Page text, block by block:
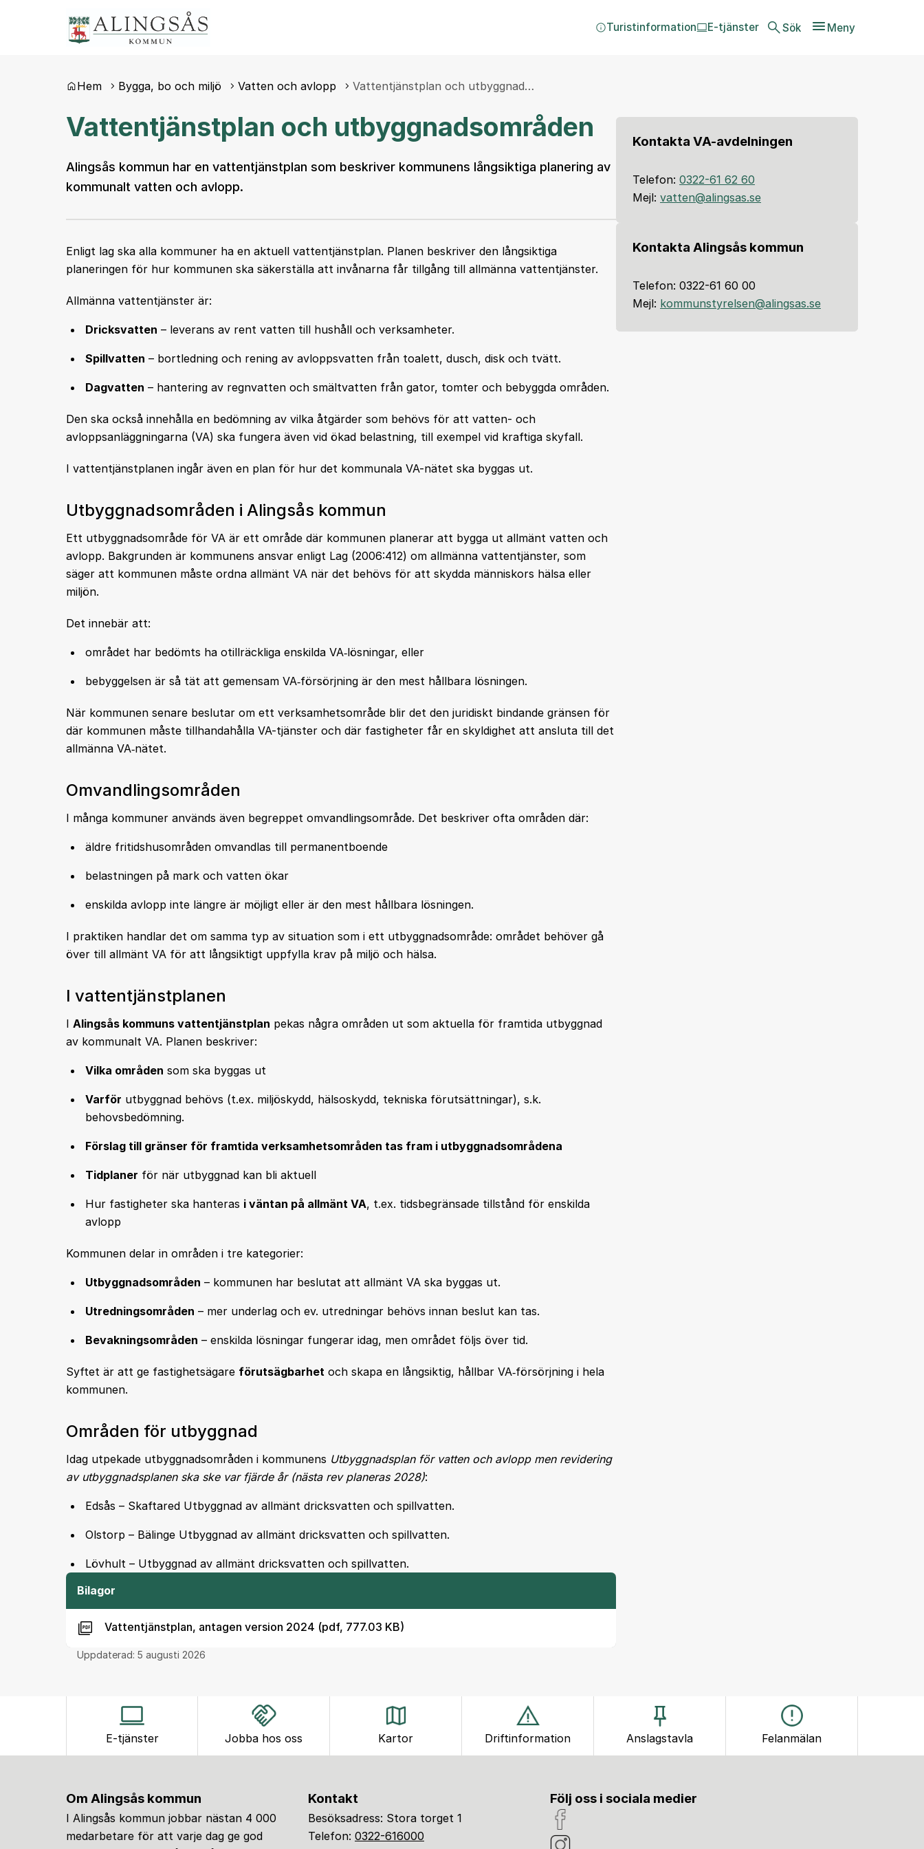
Sök Meny
Turistinformation E-tjänster
Du är här:
Hem Bygga, bo och miljö Vatten och avlopp Vattentjänstplan och utbyggnad…
Vattentjänstplan och utbyggnadsområden
Alingsås kommun har en vattentjänstplan som beskriver kommunens långsiktiga planering av
kommunalt vatten och avlopp.
Enligt lag ska alla kommuner ha en aktuell vattentjänstplan. Planen beskriver den långsiktiga
planeringen för hur kommunen ska säkerställa att invånarna får tillgång till allmänna vattentjänster.
Allmänna vattentjänster är:
Dricksvatten – leverans av rent vatten till hushåll och verksamheter.
Spillvatten – bortledning och rening av avloppsvatten från toalett, dusch, disk och tvätt.
Dagvatten – hantering av regnvatten och smältvatten från gator, tomter och bebyggda områden.
Den ska också innehålla en bedömning av vilka åtgärder som behövs för att vatten- och
avloppsanläggningarna (VA) ska fungera även vid ökad belastning, till exempel vid kraftiga skyfall.
I vattentjänstplanen ingår även en plan för hur det kommunala VA-nätet ska byggas ut.
Utbyggnadsområden i Alingsås kommun
Ett utbyggnadsområde för VA är ett område där kommunen planerar att bygga ut allmänt vatten och
avlopp. Bakgrunden är kommunens ansvar enligt Lag (2006:412) om allmänna vattentjänster, som
säger att kommunen måste ordna allmänt VA när det behövs för att skydda människors hälsa eller
miljön.
Det innebär att:
området har bedömts ha otillräckliga enskilda VA‑lösningar, eller
bebyggelsen är så tät att gemensam VA‑försörjning är den mest hållbara lösningen.
När kommunen senare beslutar om ett verksamhetsområde blir det den juridiskt bindande gränsen för
där kommunen måste tillhandahålla VA-tjänster och där fastigheter får en skyldighet att ansluta till det
allmänna VA‑nätet.
Omvandlingsområden
I många kommuner används även begreppet omvandlingsområde. Det beskriver ofta områden där:
äldre fritidshusområden omvandlas till permanentboende
belastningen på mark och vatten ökar
enskilda avlopp inte längre är möjligt eller är den mest hållbara lösningen.
I praktiken handlar det om samma typ av situation som i ett utbyggnadsområde: området behöver gå
över till allmänt VA för att långsiktigt uppfylla krav på miljö och hälsa.
I vattentjänstplanen
I Alingsås kommuns vattentjänstplan pekas några områden ut som aktuella för framtida utbyggnad
av kommunalt VA. Planen beskriver:
Vilka områden som ska byggas ut
Varför utbyggnad behövs (t.ex. miljöskydd, hälsoskydd, tekniska förutsättningar), s.k.
behovsbedömning.
Förslag till gränser för framtida verksamhetsområden tas fram i utbyggnadsområdena
Tidplaner för när utbyggnad kan bli aktuell
Hur fastigheter ska hanteras i väntan på allmänt VA, t.ex. tidsbegränsade tillstånd för enskilda
avlopp
Kommunen delar in områden i tre kategorier:
Utbyggnadsområden – kommunen har beslutat att allmänt VA ska byggas ut.
Utredningsområden – mer underlag och ev. utredningar behövs innan beslut kan tas.
Bevakningsområden – enskilda lösningar fungerar idag, men området följs över tid.
Syftet är att ge fastighetsägare förutsägbarhet och skapa en långsiktig, hållbar VA‑försörjning i hela
kommunen.
Områden för utbyggnad
Idag utpekade utbyggnadsområden i kommunens Utbyggnadsplan för vatten och avlopp men revidering
av utbyggnadsplanen ska ske var fjärde år (nästa rev planeras 2028):
Edsås – Skaftared Utbyggnad av allmänt dricksvatten och spillvatten.
Olstorp – Bälinge Utbyggnad av allmänt dricksvatten och spillvatten.
Lövhult – Utbyggnad av allmänt dricksvatten och spillvatten.
Bilagor
Vattentjänstplan, antagen version 2024 (pdf, 777.03 KB)
Uppdaterad: 5 augusti 2026
Kontakta VA-avdelningen
Telefon:0322-61 62 60
Mejl:vatten@alingsas.se
Kontakta Alingsås kommun
Telefon: 0322-61 60 00
Mejl: kommunstyrelsen@alingsas.se
E-tjänster Jobba hos oss Kartor Driftinformation Anslagstavla Felanmälan
Om Alingsås kommun
I Alingsås kommun jobbar nästan 4 000
medarbetare för att varje dag ge god
Kontakt
Besöksadress: Stora torget 1
Telefon: 0322-616000
Följ oss i sociala medier